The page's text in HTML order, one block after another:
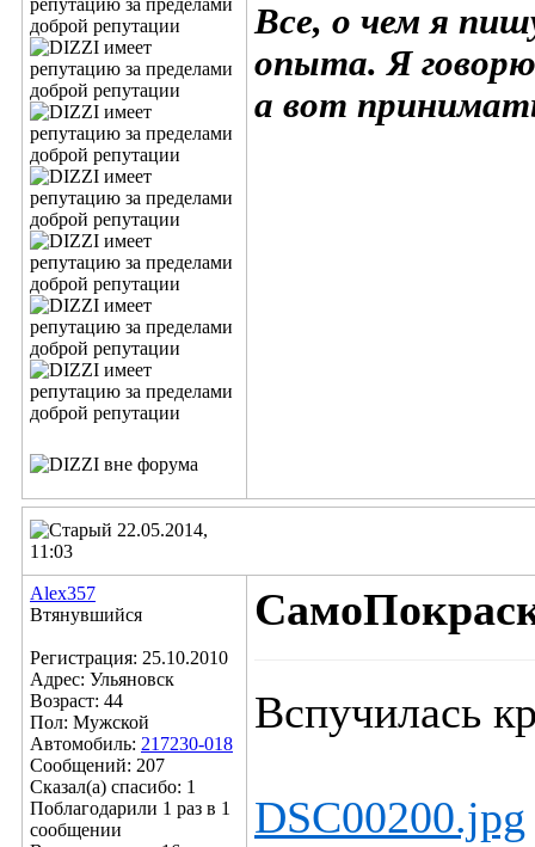
Все, о чем я
опыта. Я
а вот
22.05.2014,
11:03
Alex357
Втянувшийся
Регистрация: 25.10.2010
Адрес: Ульяновск
Возраст: 44
Пол: Мужской
Автомобиль: 217230-018
Сообщений: 207
Сказал(а) спасибо: 1
Поблагодарили 1 раз в 1
сообщении
Вспучилась
DSC00200.jpg